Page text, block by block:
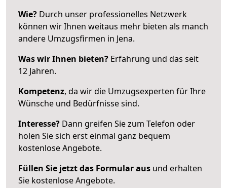
Wie? Durch unser professionelles Netzwerk
können wir Ihnen weitaus mehr bieten als manch
andere Umzugsfirmen in Jena.
Was wir Ihnen bieten? Erfahrung und das seit
12 Jahren.
Kompetenz, da wir die Umzugsexperten für Ihre
Wünsche und Bedürfnisse sind.
Interesse? Dann greifen Sie zum Telefon oder
holen Sie sich erst einmal ganz bequem
kostenlose Angebote.
Füllen Sie jetzt das Formular aus und erhalten
Sie kostenlose Angebote.